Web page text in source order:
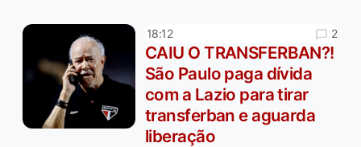
18:12 2
CAIU O TRANSFERBAN?!
São Paulo paga dívida
com a Lazio para tirar
transferban e aguarda
liberação